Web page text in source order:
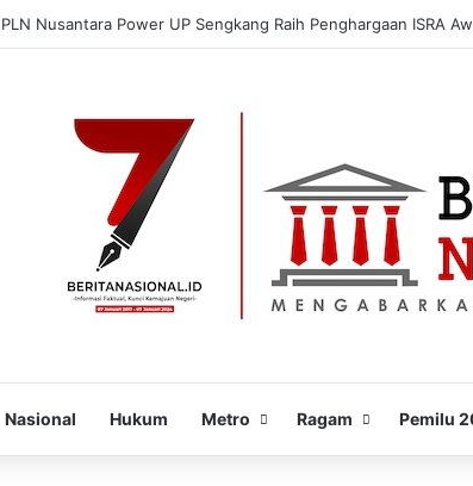
PLN Nusantara Power UP Sengkang Raih Penghargaan ISRA
Nasional Hukum Metro Ragam Pemilu